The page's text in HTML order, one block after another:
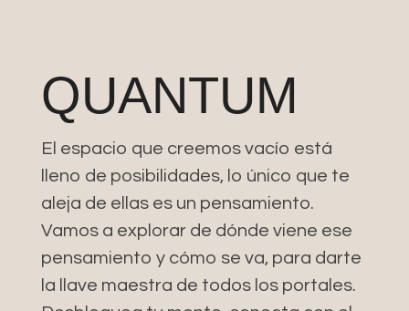
QUANTUM
El espacio que creemos vacío está
lleno de posibilidades, lo único que te
aleja de ellas es un pensamiento.
Vamos a explorar de dónde viene ese
pensamiento y cómo se va, para darte
la llave maestra de todos los portales.